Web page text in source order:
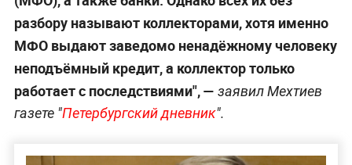
разбору называют коллекторами, хотя именно
МФО выдают заведомо ненадёжному человеку
неподъёмный кредит, а коллектор только
работает с последствиями", — заявил Мехтиев
газете "Петербургский дневник".